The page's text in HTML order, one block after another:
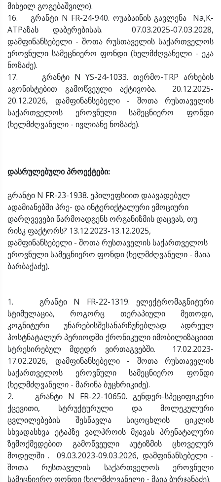
მიხეილ გოგებაშვილი).
16. გრანტი N FR-24-940. ოუაბაინის გავლენა Na,K-
ATPაზას დაბერებისას. 07.03.2025-07.03.2028,
დამფინანსებელი - შოთა რუსთაველის საქართველოს
ეროვნული სამეცნიერო ფონდი (ხელმძღვანელი - ეკა
ნოზაძე).
17. გრანტი N YS-24-1033. თერმო-TRP არხების
აგონისტებით გამოწვეული აქტივობა. 20.12.2025-
20.12.2026, დამფინანსებელი - შოთა რუსთაველის
საქართველოს ეროვნული სამეცნიერო ფონდი
(ხელმძღვანელი - ივლიანე ნოზაძე).
დასრულებული პროექტები:
გრანტი N FR-23-1938. ეპილეფსიით დაავადებულ
ადამიანებში პრე- და ინტერიქტალური ემოციური
დარღვევები წარმოადგენს ორგანიზმის დაცვას, თუ
რისკ ფაქტორს? 13.12.2023-13.12.2025,
დამფინანსებელი - შოთა რუსთაველის საქართველოს
ეროვნული სამეცნიერო ფონდი (ხელმძღვანელი - მაია
ბარბაქაძე).
1. გრანტი N FR-22-1319. ელექტრომაგნიტური
სტიმულაცია, როგორც თერაპიული მეთოდი,
კოგნიტური უნარებისშესანარჩუნებლად ადრეულ
პოსტნატალურ პერიოდში ქრონიკული იმობილიზაციით
სტრესირებულ მდედრ ვირთაგვებში. 17.02.2023-
17.02.2026, დამფინანსებელი - შოთა რუსთაველის
საქართველოს ეროვნული სამეცნიერო ფონდი
(ხელმძღვანელი - მარინა ბუცხრიკიძე).
2. გრანტი N FR-22-10650. გენდერ-სპეციფიკური
ქცევითი, სტრუქტურული და მოლეკულური
ცვლილებების შესწავლა სიცოცხლის ციკლის
სხვადასხვა ეტაპზე ვალპროის მჟავას პრენატალური
ზემოქმედებით გამოწვეული აუტიზმის ცხოველურ
მოდელში . 09.03.2023-09.03.2026, დამფინანსებელი -
შოთა რუსთაველის საქართველოს ეროვნული
სამეცნიერო ფონდი (ხელმძღვანელი - მაია ბურჯანაძე).